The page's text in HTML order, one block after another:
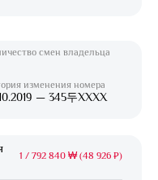
смен владельца
изменения номера
— 345두XXXX
1 / 792 840 ₩ (48 926 ₽)